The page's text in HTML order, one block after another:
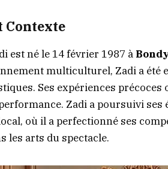
Contexte
est né le 14 février 1987 à
multiculturel, Zadi a été
Ses expériences
Zadi a poursuivi ses
où il a perfectionné ses
les arts du spectacle.